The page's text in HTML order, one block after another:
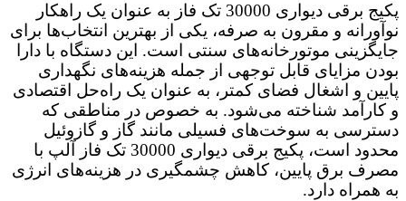
پکیج برقی دیواری 30000 تک فاز به عنوان یک راهکار
نوآورانه و مقرون به صرفه، یکی از بهترین انتخاب‌ها برای
جایگزینی موتورخانه‌های سنتی است. این دستگاه با دارا
بودن مزایای قابل توجهی از جمله هزینه‌های نگهداری
پایین و اشغال فضای کمتر، به عنوان یک راه‌حل اقتصادی
و کارآمد شناخته می‌شود. به خصوص در مناطقی که
دسترسی به سوخت‌های فسیلی مانند گاز و گازوئیل
محدود است، پکیج برقی دیواری 30000 تک فاز آلپ با
مصرف برق پایین، کاهش چشمگیری در هزینه‌های انرژی
به همراه دارد.